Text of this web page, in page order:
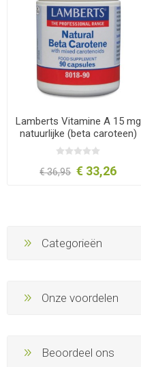
Lamberts Vitamine A 15 mg
natuurlijke (beta caroteen)
90 capsules
€ 36,95 € 33,26
Categorieën
Onze voordelen
Beoordeel ons